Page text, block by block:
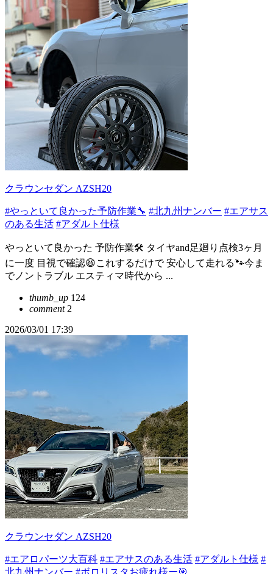
クラウンセダン AZSH20
#やっといて良かった予防作業🔧 #北九州ナンバー #エアサス
のある生活 #アダルト仕様
やっといて良かった 予防作業🛠️ タイヤand足廻り点検3ヶ月
に一度 目視で確認😆これするだけで 安心して走れる🐾今ま
でノントラブル エスティマ時代から ...
thumb_up 124
comment2
2026/03/01 17:39
クラウンセダン AZSH20
#エアロパーツ大百科 #エアサスのある生活 #アダルト仕様 #
北九州ナンバー #ボロリスタお疲れ様ー🎯